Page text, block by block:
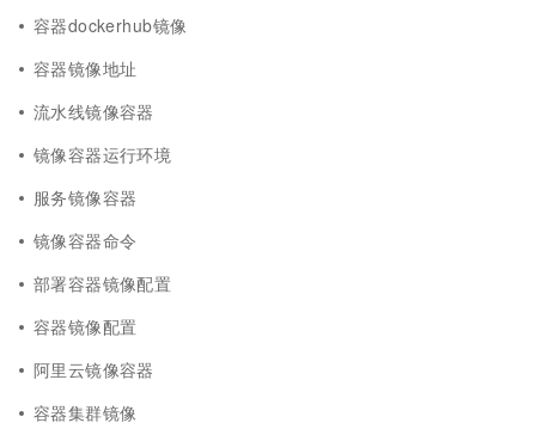
容器dockerhub镜像
容器镜像地址
流水线镜像容器
镜像容器运行环境
服务镜像容器
镜像容器命令
部署容器镜像配置
容器镜像配置
阿里云镜像容器
容器集群镜像